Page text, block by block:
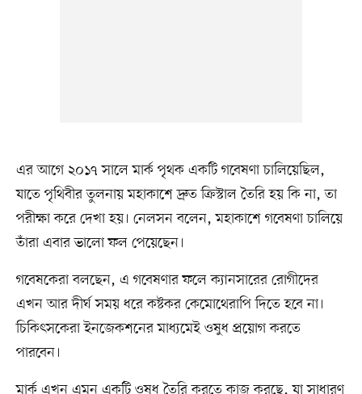
এর আগে ২০১৭ সালে মার্ক পৃথক একটি গবেষণা চালিয়েছিল,
যাতে পৃথিবীর তুলনায় মহাকাশে দ্রুত ক্রিস্টাল তৈরি হয় কি না, তা
পরীক্ষা করে দেখা হয়। নেলসন বলেন, মহাকাশে গবেষণা চালিয়ে
তাঁরা এবার ভালো ফল পেয়েছেন।
গবেষকেরা বলছেন, এ গবেষণার ফলে ক্যানসারের রোগীদের
এখন আর দীর্ঘ সময় ধরে কষ্টকর কেমোথেরাপি দিতে হবে না।
চিকিৎসকেরা ইনজেকশনের মাধ্যমেই ওষুধ প্রয়োগ করতে
পারবেন।
মার্ক এখন এমন একটি ওষুধ তৈরি করতে কাজ করছে, যা সাধারণ